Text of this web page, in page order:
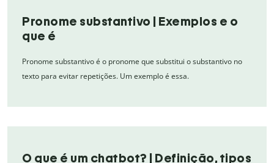
Pronome substantivo | Exemplos e o
que é
Pronome substantivo é o pronome que substitui o substantivo no
texto para evitar repetições. Um exemplo é essa.
O que é um chatbot? | Definição, tipos